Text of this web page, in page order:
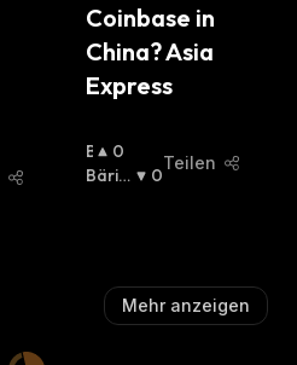
Coinbase in
China? Asia
Express
B
U
0
Bäris
0
Teilen
Mehr anzeigen